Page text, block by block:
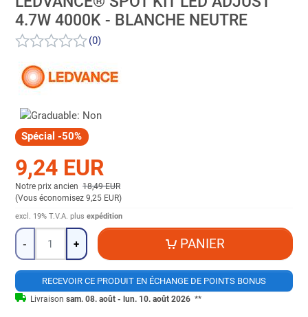
4.7W 4000K - BLANCHE NEUTRE
(0)
Spécial -50%
9,24 EUR
Notre prix ancien 18,49 EUR
(Vous économisez 9,25 EUR)
excl. 19% T.V.A. plus expédition
Quantité
- + PANIER
RECEVOIR CE PRODUIT EN ÉCHANGE DE POINTS BONUS
Livraison sam. 08. août - lun. 10. août 2026 **